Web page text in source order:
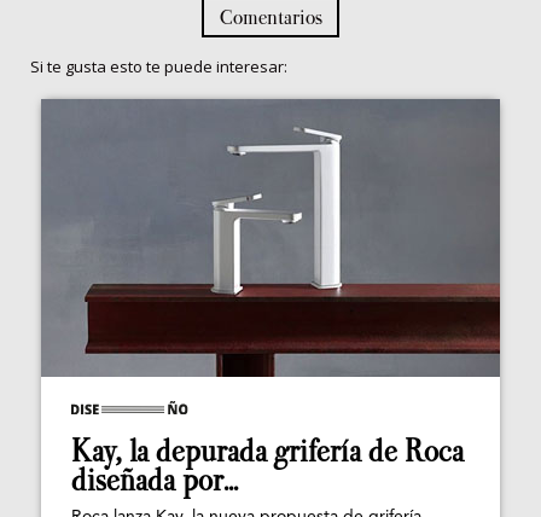
Comentarios
Si te gusta esto te puede interesar:
Kay, la depurada grifería de Roca
diseñada por...